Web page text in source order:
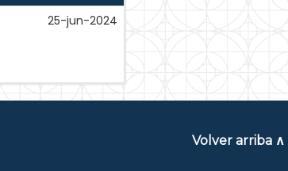
25-jun-2024
Volver arriba ∧